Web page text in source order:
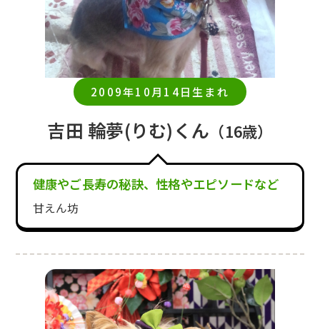
2009年10月14日生まれ
吉田 輪夢(りむ)くん （16歳）
健康やご長寿の秘訣、性格やエピソードなど
甘えん坊